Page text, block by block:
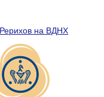
на ВДНХ